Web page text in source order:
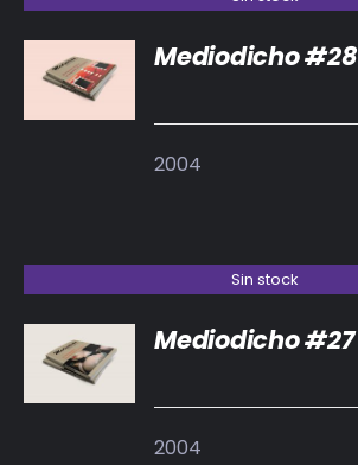
DETALLES
Mediodicho #28
2004
Sin stock
DETALLES
Mediodicho #27
2004